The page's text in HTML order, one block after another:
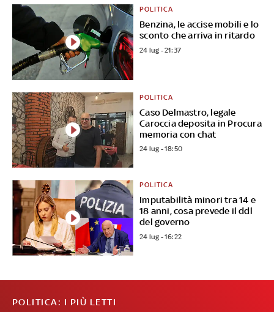
Benzina, le accise mobili e lo
sconto che arriva in ritardo
POLITICA
24 lug - 21:37
Caso Delmastro, legale
Caroccia deposita in Procura
memoria con chat
POLITICA
24 lug - 18:50
Imputabilità minori tra 14 e
18 anni, cosa prevede il ddl
del governo
POLITICA
24 lug - 16:22
POLITICA: I PIÙ LETTI